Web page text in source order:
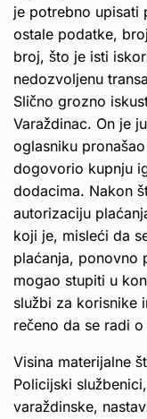
je potrebno upisati
ostale podatke,
broj, što je isti
nedozvoljenu
Slično grozno
Varaždinac. On je
oglasniku
dogovorio kupnju
dodacima. Nakon
autorizaciju
koji je, misleći da
plaćanja, ponovno
mogao stupiti u
službi za korisnike
rečeno da se radi
Visina materijalne
Policijski
varaždinske,